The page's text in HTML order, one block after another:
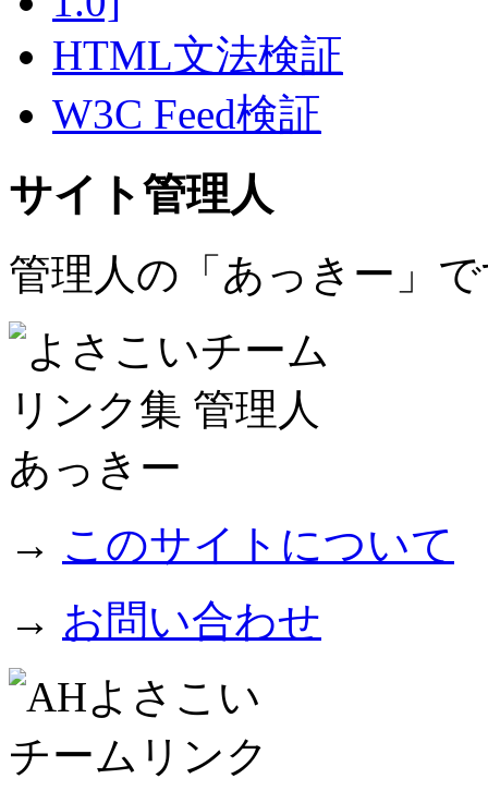
HTML文法検証
W3C Feed検証
サイト管理人
管理人の「あっきー」
→ このサイトについて
→ お問い合わせ